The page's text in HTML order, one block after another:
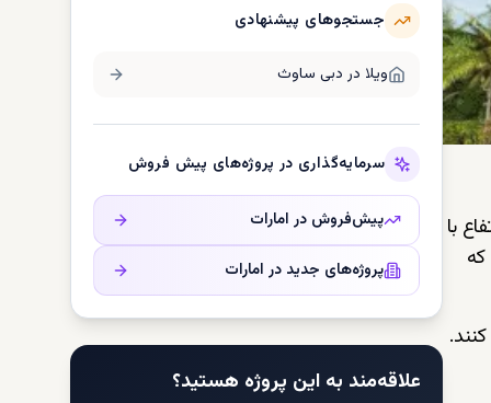
با
جستجوهای پیشنهادی
ویلا در دبی ساوث
سرمایه‌گذاری در پروژه‌های پیش فروش
پیش‌فروش در امارات
پروژه‌های جدید در امارات
علاقه‌مند به این پروژه هستید؟